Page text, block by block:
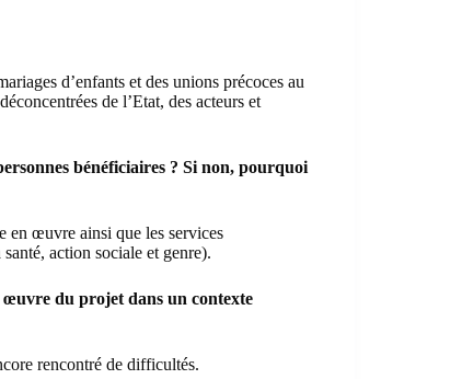
d’enfants et des unions précoces au
de l’Etat, des acteurs et
bénéficiaires ? Si non, pourquoi
en œuvre ainsi que les services
action sociale et genre).
œuvre du projet dans un contexte
rencontré de difficultés.